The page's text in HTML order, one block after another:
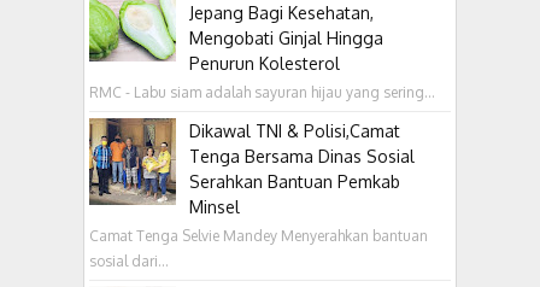
Jepang Bagi Kesehatan,
Mengobati Ginjal Hingga
Penurun Kolesterol
RMC - Labu siam adalah sayuran hijau yang sering...
Dikawal TNI & Polisi,Camat
Tenga Bersama Dinas Sosial
Serahkan Bantuan Pemkab
Minsel
Camat Tenga Selvie Mandey Menyerahkan bantuan
sosial dari...